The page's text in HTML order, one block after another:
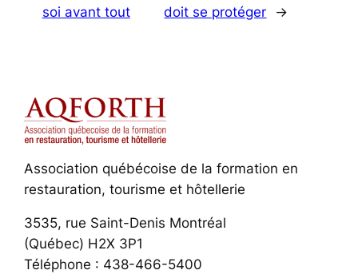
soi avant tout
doit se protéger
→
Association québécoise de la formation en
restauration, tourisme et hôtellerie
3535, rue Saint-Denis Montréal
(Québec) H2X 3P1
Téléphone : 438-466-5400